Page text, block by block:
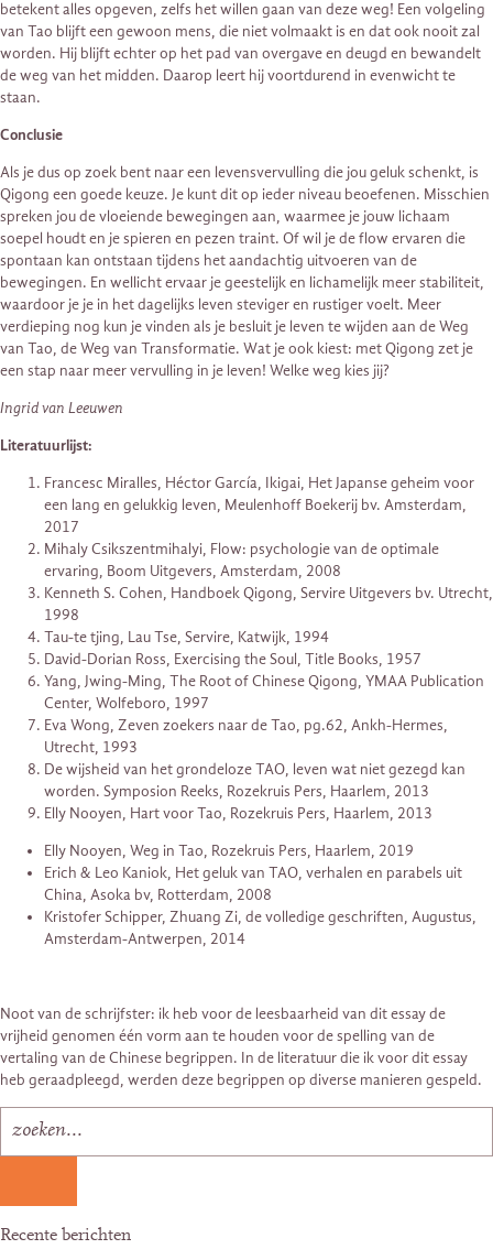
betekent alles opgeven, zelfs het willen gaan van deze weg! Een volgeling
van Tao blijft een gewoon mens, die niet volmaakt is en dat ook nooit zal
worden. Hij blijft echter op het pad van overgave en deugd en bewandelt
de weg van het midden. Daarop leert hij voortdurend in evenwicht te
staan.
Conclusie
Als je dus op zoek bent naar een levensvervulling die jou geluk schenkt, is
Qigong een goede keuze. Je kunt dit op ieder niveau beoefenen. Misschien
spreken jou de vloeiende bewegingen aan, waarmee je jouw lichaam
soepel houdt en je spieren en pezen traint. Of wil je de flow ervaren die
spontaan kan ontstaan tijdens het aandachtig uitvoeren van de
bewegingen. En wellicht ervaar je geestelijk en lichamelijk meer stabiliteit,
waardoor je je in het dagelijks leven steviger en rustiger voelt. Meer
verdieping nog kun je vinden als je besluit je leven te wijden aan de Weg
van Tao, de Weg van Transformatie. Wat je ook kiest: met Qigong zet je
een stap naar meer vervulling in je leven! Welke weg kies jij?
Ingrid van Leeuwen
Literatuurlijst:
Francesc Miralles, Héctor García, Ikigai, Het Japanse geheim voor
een lang en gelukkig leven, Meulenhoff Boekerij bv. Amsterdam,
2017
Mihaly Csikszentmihalyi, Flow: psychologie van de optimale
ervaring, Boom Uitgevers, Amsterdam, 2008
Kenneth S. Cohen, Handboek Qigong, Servire Uitgevers bv. Utrecht,
1998
Tau-te tjing, Lau Tse, Servire, Katwijk, 1994
David-Dorian Ross, Exercising the Soul, Title Books, 1957
Yang, Jwing-Ming, The Root of Chinese Qigong, YMAA Publication
Center, Wolfeboro, 1997
Eva Wong, Zeven zoekers naar de Tao, pg.62, Ankh-Hermes,
Utrecht, 1993
De wijsheid van het grondeloze TAO, leven wat niet gezegd kan
worden. Symposion Reeks, Rozekruis Pers, Haarlem, 2013
Elly Nooyen, Hart voor Tao, Rozekruis Pers, Haarlem, 2013
Elly Nooyen, Weg in Tao, Rozekruis Pers, Haarlem, 2019
Erich & Leo Kaniok, Het geluk van TAO, verhalen en parabels uit
China, Asoka bv, Rotterdam, 2008
Kristofer Schipper, Zhuang Zi, de volledige geschriften, Augustus,
Amsterdam-Antwerpen, 2014
Noot van de schrijfster: ik heb voor de leesbaarheid van dit essay de
vrijheid genomen één vorm aan te houden voor de spelling van de
vertaling van de Chinese begrippen. In de literatuur die ik voor dit essay
heb geraadpleegd, werden deze begrippen op diverse manieren gespeld.
Recente berichten